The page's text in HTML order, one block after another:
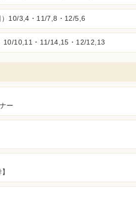
）10/3,4・11/7,8・12/5,6
10/10,11・11/14,15・12/12,13
ー